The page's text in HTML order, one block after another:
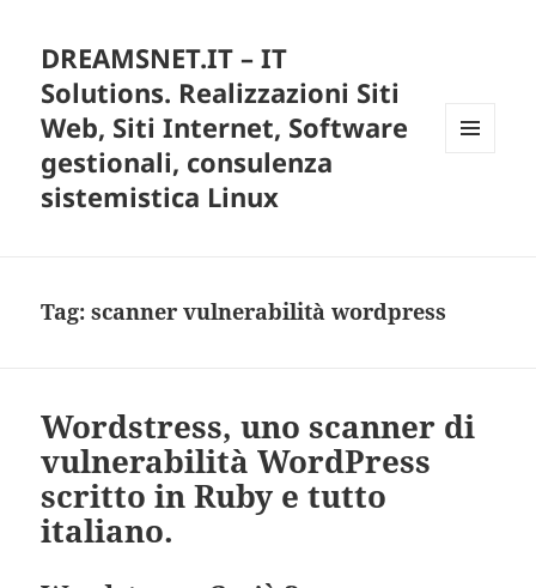
DREAMSNET.IT – IT
Solutions. Realizzazioni Siti
Web, Siti Internet, Software
gestionali, consulenza
sistemistica Linux
Tag:scanner vulnerabilità wordpress
Wordstress, uno scanner di
vulnerabilità WordPress
scritto in Ruby e tutto
italiano.